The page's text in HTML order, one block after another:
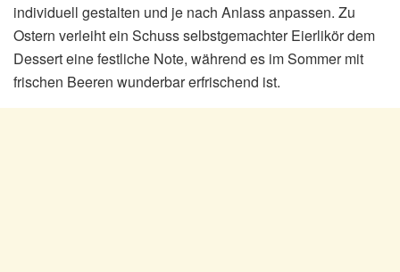
individuell gestalten und je nach Anlass anpassen. Zu
Ostern verleiht ein Schuss selbstgemachter Eierlikör dem
Dessert eine festliche Note, während es im Sommer mit
frischen Beeren wunderbar erfrischend ist.